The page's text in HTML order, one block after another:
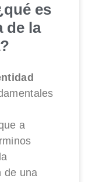
es
de la
a
de una